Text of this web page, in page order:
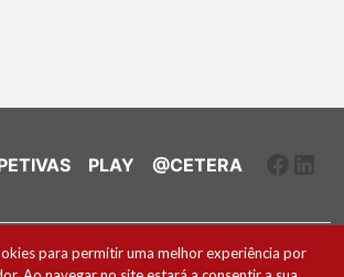
PLAY @CETERA
Estatuto Editorial
para permitir uma melhor experiência por